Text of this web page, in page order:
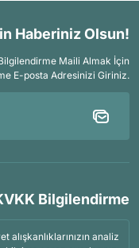
Haberiniz Olsun!
Maili Almak İçin
E-posta Adresinizi Giriniz.
Bilgilendirme
analiz